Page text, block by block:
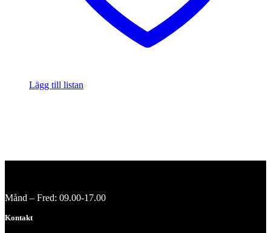
Lägg till listan
Månd – Fred: 09.00-17.00
Kontakt